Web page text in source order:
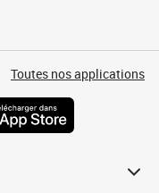
Toutes nos applications